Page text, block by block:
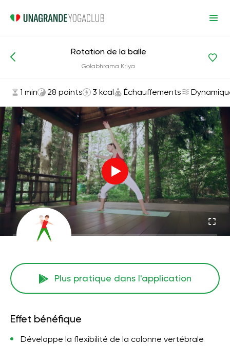
Asanas et exercices Échauffements
Rotation de la balle
Golabhrama Kriya
1 min 28 points 3 kcal Échauffements
Plus pratique dans l'application
Effet bénéfique
Développe la flexibilité de la colonne vertébrale